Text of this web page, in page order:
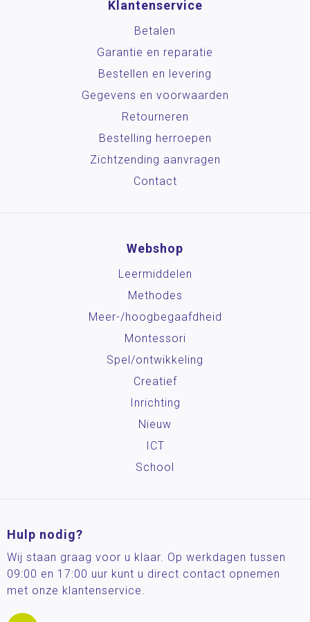
Klantenservice
Betalen
Garantie en reparatie
Bestellen en levering
Gegevens en voorwaarden
Retourneren
Bestelling herroepen
Zichtzending aanvragen
Contact
Webshop
Leermiddelen
Methodes
Meer-/hoog­begaafdheid
Montessori
Spel/ontwikkeling
Creatief
Inrichting
Nieuw
ICT
School
Hulp nodig?
Wij staan graag voor u klaar. Op werkdagen tussen
09:00 en 17:00 uur kunt u direct contact opnemen
met onze klantenservice.